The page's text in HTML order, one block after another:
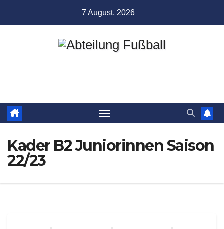
7 August, 2026
Kader B2 Juniorinnen Saison
22/23